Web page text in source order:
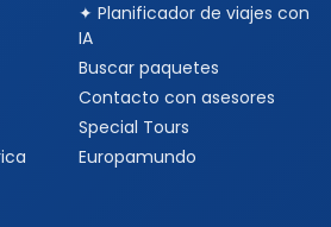
✦ Planificador de viajes con
IA
Buscar paquetes
Contacto con asesores
Special Tours
Europamundo